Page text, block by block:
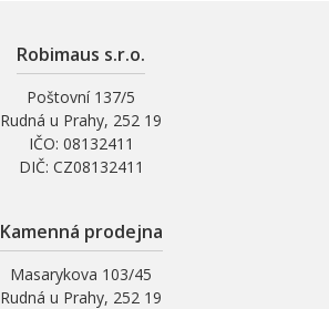
Robimaus s.r.o.
Poštovní 137/5
Rudná u Prahy, 252 19
IČO: 08132411
DIČ: CZ08132411
Kamenná prodejna
Masarykova 103/45
Rudná u Prahy, 252 19